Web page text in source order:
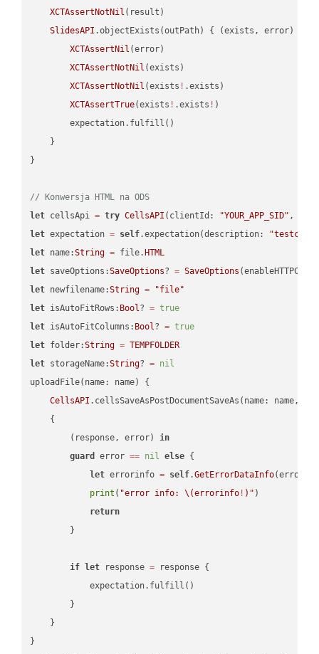
XCTAssertNotNil (result)
SlidesAPI .objectExists(outPath) { (exists, error) ->
XCTAssertNil (error)
XCTAssertNotNil (exists)
XCTAssertNotNil (exists ! .exists)
XCTAssertTrue(exists ! .exists ! )
        expectation.fulfill()
    }
}
// Konwersja HTML na ODS
let cellsApi = try CellsAPI (clientId: "YOUR_APP_SID" ,
let expectation = self.expectation(description:
let name:String = file. HTML
let saveOptions:SaveOptions? = SaveOptions
let newfilename:String =
"file"
let isAutoFitRows: Bool? = true
let isAutoFitColumns: Bool? = true
let folder:String = TEMPFOLDER
let storageName:String? = nil
uploadFile(name: name) {
CellsAPI .cellsSaveAsPostDocumentSaveAs(name:
    {
        (response, error)
in
guard
error == nil else {
let errorinfo = self.GetErrorDataInfo(error:
print ( "error info: \(errorinfo ! ) " )
return
        }
if let response = response {
            expectation.fulfill()
        }
    }